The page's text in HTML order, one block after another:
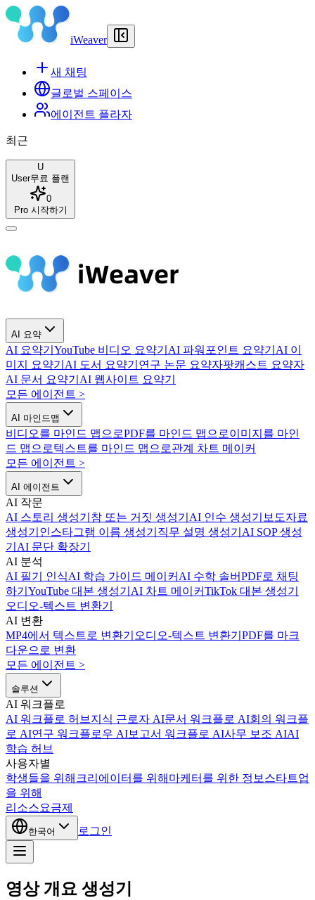
iWeaver
새 채팅
글로벌 스페이스
에이전트 플라자
최근
U
User무료 플랜
0
Pro 시작하기
AI 요약
AI 요약기 YouTube 비디오 요약기 AI 파워포인트 요약기 AI 이
미지 요약기 AI 도서 요약기 연구 논문 요약자팟캐스트 요약자
AI 문서 요약기 AI 웹사이트 요약기
모든 에이전트 >
AI 마인드맵
비디오를 마인드 맵으로PDF를 마인드 맵으로이미지를 마인
드 맵으로텍스트를 마인드 맵으로관계 차트 메이커
모든 에이전트 >
AI 에이전트
AI 작문
AI 스토리 생성기 참 또는 거짓 생성기 AI 인수 생성기 보도자료
생성기 인스타그램 이름 생성기 직무 설명 생성기 AI SOP 생성
기 AI 문단 확장기
AI 분석
AI 필기 인식AI 학습 가이드 메이커 AI 수학 솔버PDF로 채팅
하기 YouTube 대본 생성기 AI 차트 메이커TikTok 대본 생성기
오디오-텍스트 변환기
AI 변환
MP4에서 텍스트로 변환기 오디오-텍스트 변환기 PDF를 마크
다운으로 변환
모든 에이전트 >
솔루션
AI 워크플로
AI 워크플로 허브 지식 근로자 AI문서 워크플로 AI회의 워크플
로 AI연구 워크플로우 AI보고서 워크플로 AI사무 보조 AIAI
학습 허브
사용자별
학생들을 위해 크리에이터를 위해 마케터를 위한 정보 스타트업
을 위해
리소스요금제
한국어 로그인
영상 개요 생성기